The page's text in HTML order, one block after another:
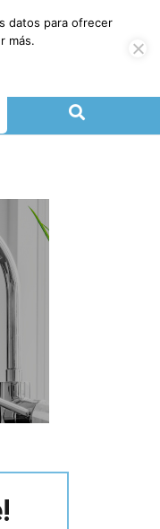
datos para ofrecer
más.